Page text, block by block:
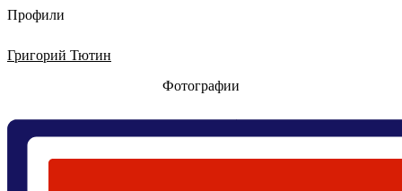
Профили
Григорий Тютин
Фотографии